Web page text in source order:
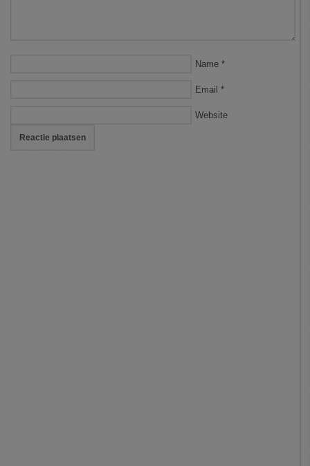
Name *
Email *
Website